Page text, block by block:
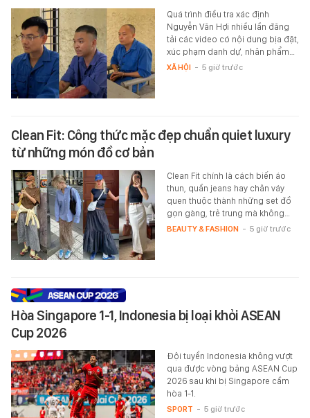
Quá trình điều tra xác định
Nguyễn Văn Hợi nhiều lần đăng
tải các video có nội dung bịa đặt,
xúc phạm danh dự, nhân phẩm…
XÃ HỘI - 5 giờ trước
Clean Fit: Công thức mặc đẹp chuẩn quiet luxury
từ những món đồ cơ bản
Clean Fit chính là cách biến áo
thun, quần jeans hay chân váy
quen thuộc thành những set đồ
gọn gàng, trẻ trung mà không…
BEAUTY & FASHION - 5 giờ trước
Hòa Singapore 1-1, Indonesia bị loại khỏi ASEAN
Cup 2026
Đội tuyển Indonesia không vượt
qua được vòng bảng ASEAN Cup
2026 sau khi bị Singapore cầm
hòa 1-1.
SPORT - 5 giờ trước